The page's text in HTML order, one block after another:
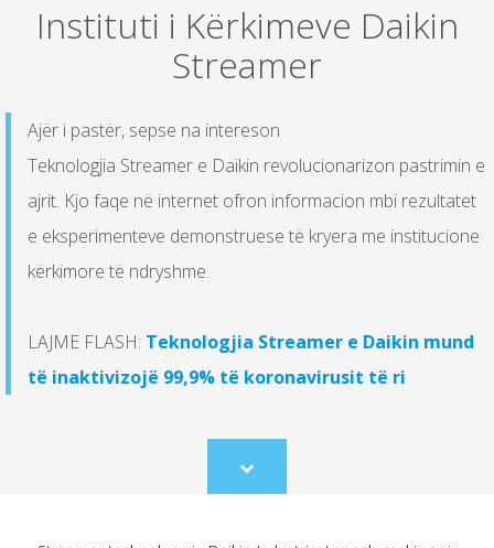
Instituti i Kërkimeve Daikin
Streamer
Ajër i pastër, sepse na intereson
Teknologjia Streamer e Daikin revolucionarizon pastrimin e
ajrit. Kjo faqe në internet ofron informacion mbi rezultatet
e eksperimenteve demonstruese të kryera me institucione
kërkimore të ndryshme.
LAJME FLASH: Teknologjia Streamer e Daikin mund
të inaktivizojë 99,9% të koronavirusit të ri
Scroll
to